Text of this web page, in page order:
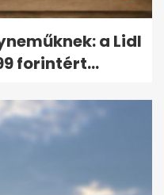
a Lidl
forintért...